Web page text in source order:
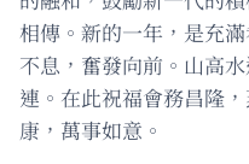
相傳。新的一年，是充
不息，奮發向前。山高
連。在此祝福會務昌隆
康，萬事如意。